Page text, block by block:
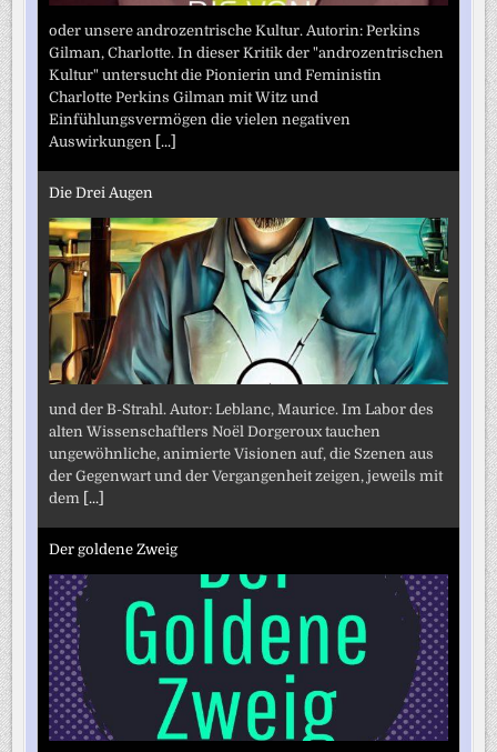
oder unsere androzentrische Kultur. Autorin: Perkins
Gilman, Charlotte. In dieser Kritik der "androzentrischen
Kultur" untersucht die Pionierin und Feministin
Charlotte Perkins Gilman mit Witz und
Einfühlungsvermögen die vielen negativen
Auswirkungen [...]
Die Drei Augen
und der B-Strahl. Autor: Leblanc, Maurice. Im Labor des
alten Wissenschaftlers Noël Dorgeroux tauchen
ungewöhnliche, animierte Visionen auf, die Szenen aus
der Gegenwart und der Vergangenheit zeigen, jeweils mit
dem [...]
Der goldene Zweig